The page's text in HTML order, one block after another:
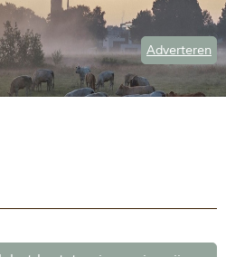
Adverteren